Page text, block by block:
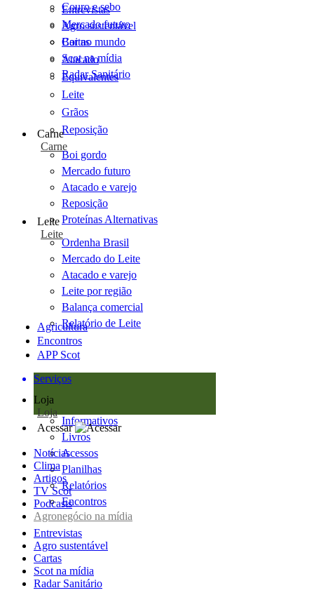
Entrevistas
Agro sustentável
Cartas
Scot na mídia
Radar Sanitário
Couro e sebo
Mercado futuro
Boi no mundo
Atacado
Equivalentes
Leite
Grãos
Reposição
Carne
Carne
Boi gordo
Mercado futuro
Atacado e varejo
Reposição
Proteínas Alternativas
Leite
Leite
Ordenha Brasil
Mercado do Leite
Atacado e varejo
Leite por região
Balança comercial
Relatório de Leite
Agricultura
Encontros
APP Scot
Serviços
Loja
Loja
Informativos
Livros
Acessos
Planilhas
Relatórios
Encontros
Acessar
Notícias
Clima
Artigos
TV Scot
Podcasts
Agronegócio na mídia
Entrevistas
Agro sustentável
Cartas
Scot na mídia
Radar Sanitário